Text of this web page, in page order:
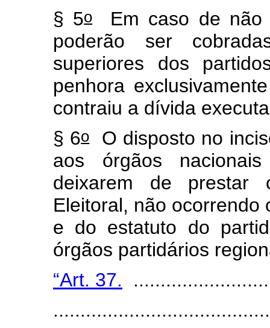
§ 5oEm caso de não
poderão ser
superiores dos
penhora
contraiu a dívida
§ 6oO disposto no
aos órgãos
deixarem de prestar
Eleitoral, não ocorrendo
e do estatuto do
órgãos partidários
“Art. 37.